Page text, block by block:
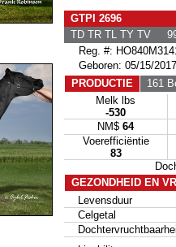
GTPI 2696
TD TR TL TY TV
Reg. #:
Geboren: 05/15/2017
PRODUCTIE
161
Melk lbs
-530
NM$ 64
Voerefficiëntie
83
GEZONDHEID EN
Levensduur
Celgetal